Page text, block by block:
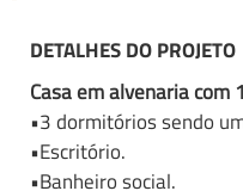
DETALHES DO PROJETO
Casa em alvenaria
•3 dormitórios sendo
•Escritório.
•Banheiro social.